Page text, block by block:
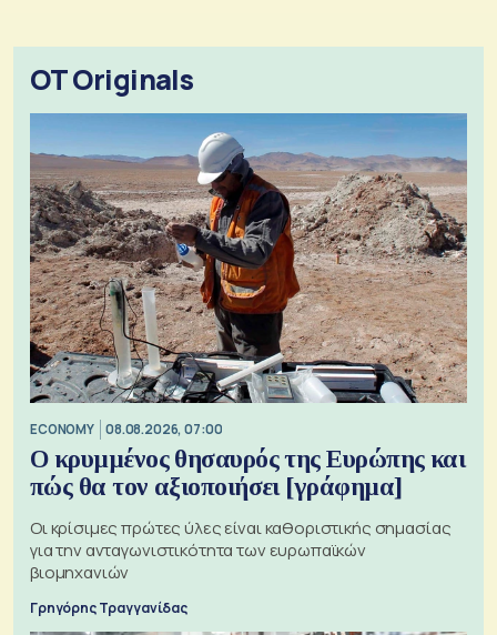
OT Originals
ECONOMY 08.08.2026, 07:00
Ο κρυμμένος θησαυρός της Ευρώπης και
πώς θα τον αξιοποιήσει [γράφημα]
Οι κρίσιμες πρώτες ύλες είναι καθοριστικής σημασίας
για την ανταγωνιστικότητα των ευρωπαϊκών
βιομηχανιών
Γρηγόρης Τραγγανίδας